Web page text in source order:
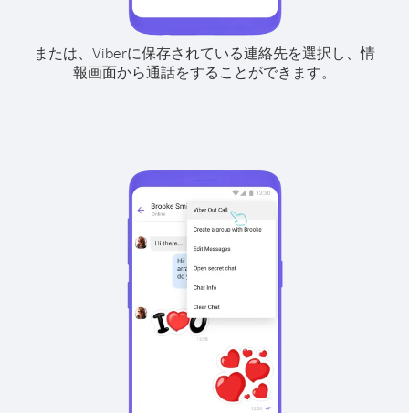
または、Viberに保存されている連絡先を選択し、情
報画面から通話をすることができます。